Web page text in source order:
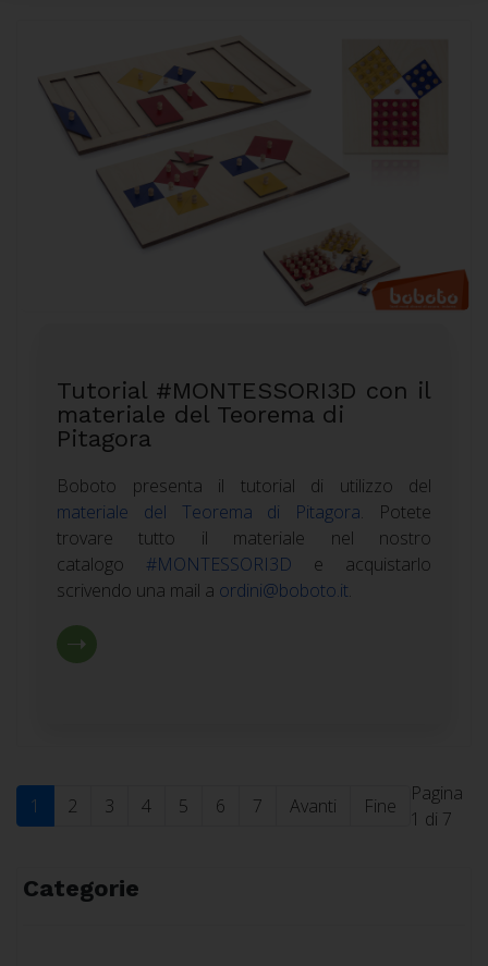
Tutorial #MONTESSORI3D con il
materiale del Teorema di
Pitagora
Boboto presenta il tutorial di utilizzo del
materiale del Teorema di Pitagora. Potete
trovare tutto il materiale nel nostro
catalogo #MONTESSORI3D e acquistarlo
scrivendo una mail a ordini@boboto.it.
1 2 3 4 5 6 7 Avanti Fine
Pagina
1 di 7
Categorie